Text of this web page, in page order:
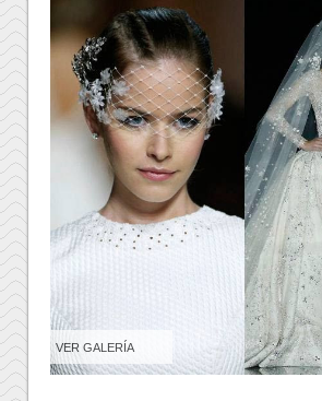
VER GALERÍA